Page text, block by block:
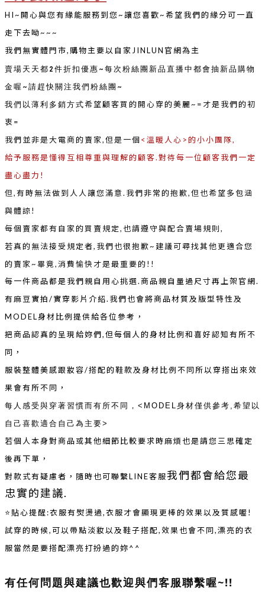
HI~開心與您有緣能服務到您~讓您喜歡~希望我們的緣分可一直
走下去呦~~~
我們無實體門市,購物主要以自家JINLUN官網為主
賣場天天都2件折扣優惠~每次粉絲團新品直播中都會抽新品購物
金喔~請趕快關注我們粉絲團~
我們以薄利多銷方式 希望顧客買的開心穿的美麗~=才是我們的初
衷=
我們並非是大電商的賣家,但是一個<溫暖人心>的小小團隊,
給予服務是懂得互相尊重與理解的顧客.對待每一位顧客我們一定
盡心盡力!
但,有時無法做到人人讓您滿意.我們非常的抱歉,但也希望多包涵
與體諒!
每個賣家都有自家的買賣規定,也請遵守與配合賣場規則,
若真的無法接受規定者,我們也很抱歉~建議可尋找其他更適合您
的賣家~畢竟,消費愉快才是最重要的!!
每一件商品都是我們親自用心挑選.商品親自量過尺寸再上架官網.
有麻豆實拍/實穿影片介紹.我們也會將商品材質及版型特性及
MODEL身材比例提供給各位參考，
把商品認真的呈現給妳們,但每個人的身材比例和喜好認知有所不
同，
服裝整體美感跟妝容/搭配的鞋款及身材比例不同所以穿搭出來效
果會有所不同，
每人感受與穿著習慣而有所不同，<MODEL身材僅供參考,希望以
自己喜歡適合自己為主要>
若個人本身對商品或其他細節比較要求時麻煩也是請您三思確定
後再下單，
對款式有疑慮者，隨時也可聯繫LINE客服我們都會給您最
忠實的建議.
⭐️貼心提醒:衣服有熨燙過,衣服才會顯現更棒的效果以及質感喔!
試穿的時候,可以帶點淡妝以及鞋子搭配,效果也會不同,漂亮的衣
服當然是要搭配漂亮打扮過的妳^^
有任何問題與建議也歡迎與們客服聯繫喔~!!